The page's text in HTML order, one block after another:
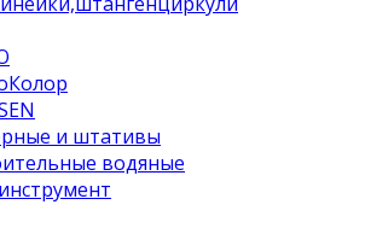
и штативы
водяные